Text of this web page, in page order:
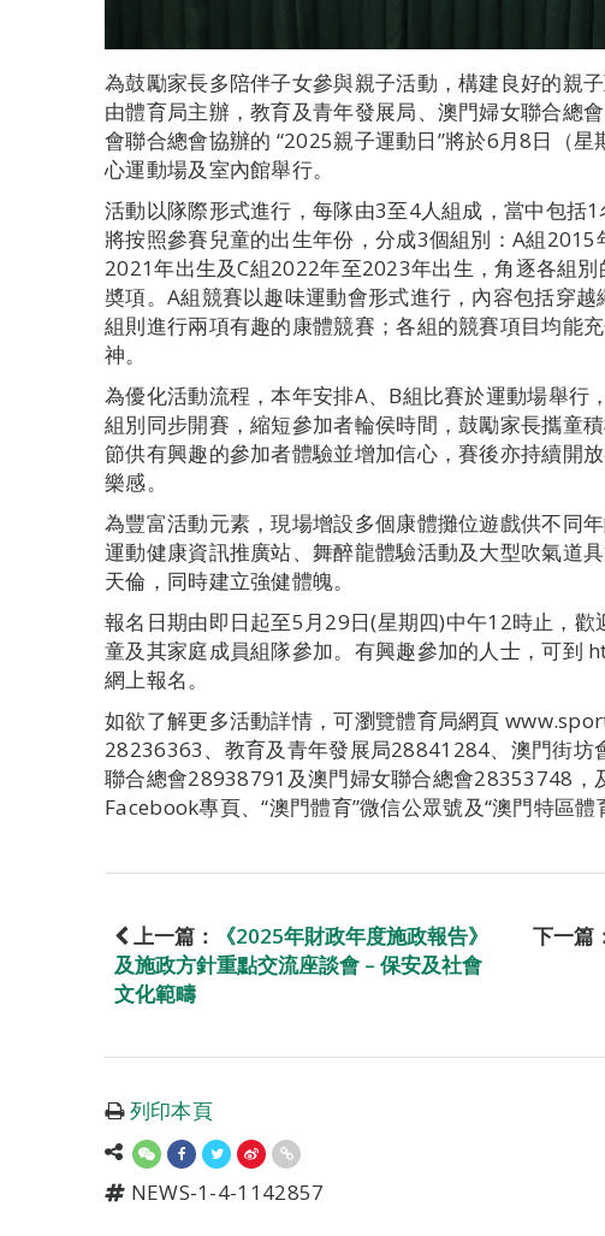
為鼓勵家長多陪伴子女參與親子活動，構建良好的親
由體育局主辦，教育及青年發展局、澳門婦女聯合總
會聯合總會協辦的 “2025親子運動日”將於6月8日（
心運動場及室內館舉行。
活動以隊際形式進行，每隊由3至4人組成，當中包括
將按照參賽兒童的出生年份，分成3個組別：A組
2021年出生及C組2022年至2023年出生，角逐各組
奬項。A組競賽以趣味運動會形式進行，內容包括穿
組則進行兩項有趣的康體競賽；各組的競賽項目均能
神。
為優化活動流程，本年安排A、B組比賽於運動場舉行
組別同步開賽，縮短參加者輪侯時間，鼓勵家長攜童
節供有興趣的參加者體驗並增加信心，賽後亦持續開
樂感。
為豐富活動元素，現場增設多個康體攤位遊戲供不同
運動健康資訊推廣站、舞醉龍體驗活動及大型吹氣道
天倫，同時建立強健體魄。
報名日期由即日起至5月29日(星期四)中午12時止，
童及其家庭成員組隊參加。有興趣參加的人士，可
網上報名。
如欲了解更多活動詳情，可瀏覽體育局網頁
28236363、教育及青年發展局28841284、澳門街坊
聯合總會28938791及澳門婦女聯合總會28353748，
Facebook專頁、“澳門體育”微信公眾號及“澳門特區體
上一篇：
《2025年財政年度施政報告》
及施政方針重點交流座談會 – 保安及社會
文化範疇
下一篇
列印本頁
NEWS-1-4-1142857